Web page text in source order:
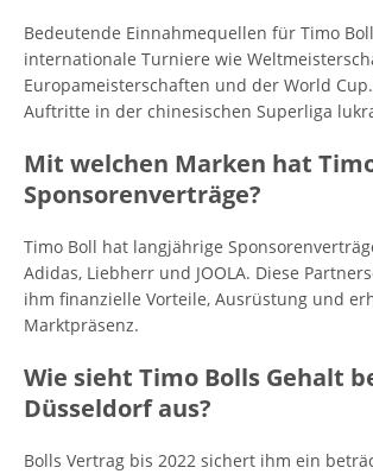
Bedeutende Einnahmequellen für Timo
internationale Turniere wie
Europameisterschaften und der World
Auftritte in der chinesischen Superliga
Mit welchen Marken hat
Sponsorenverträge?
Timo Boll hat langjährige
Adidas, Liebherr und JOOLA. Diese
ihm finanzielle Vorteile, Ausrüstung und
Marktpräsenz.
Wie sieht Timo Bolls Gehalt
Düsseldorf aus?
Bolls Vertrag bis 2022 sichert ihm ein